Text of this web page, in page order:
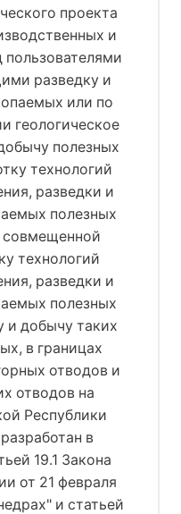
проекта
и
пользователями
разведку и
или по
геологическое
полезных
технологий
разведки и
полезных
совмещенной
технологий
разведки и
полезных
и добычу таких
в границах
отводов и
отводов на
Республики
в
19.1 Закона
от 21 февраля
и статьей